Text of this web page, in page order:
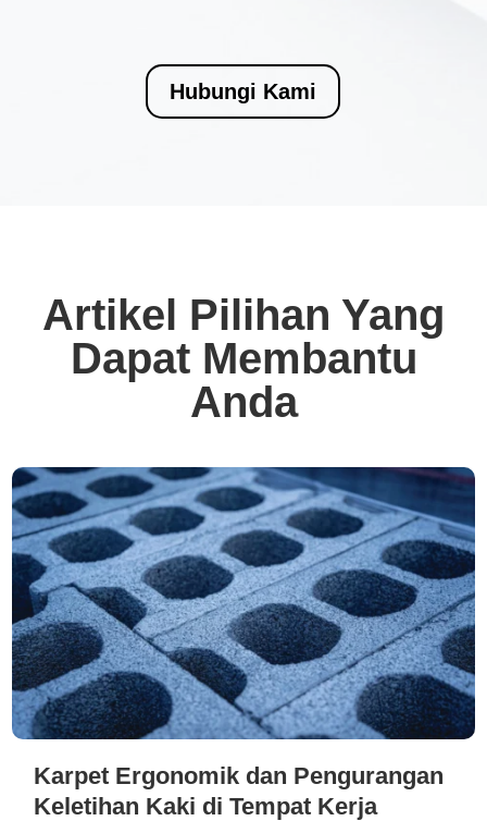
Hubungi Kami
Artikel Pilihan Yang
Dapat Membantu
Anda
Karpet Ergonomik dan Pengurangan
Keletihan Kaki di Tempat Kerja